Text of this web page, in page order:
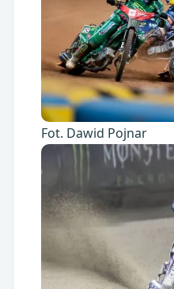
Fot. Dawid Pojnar